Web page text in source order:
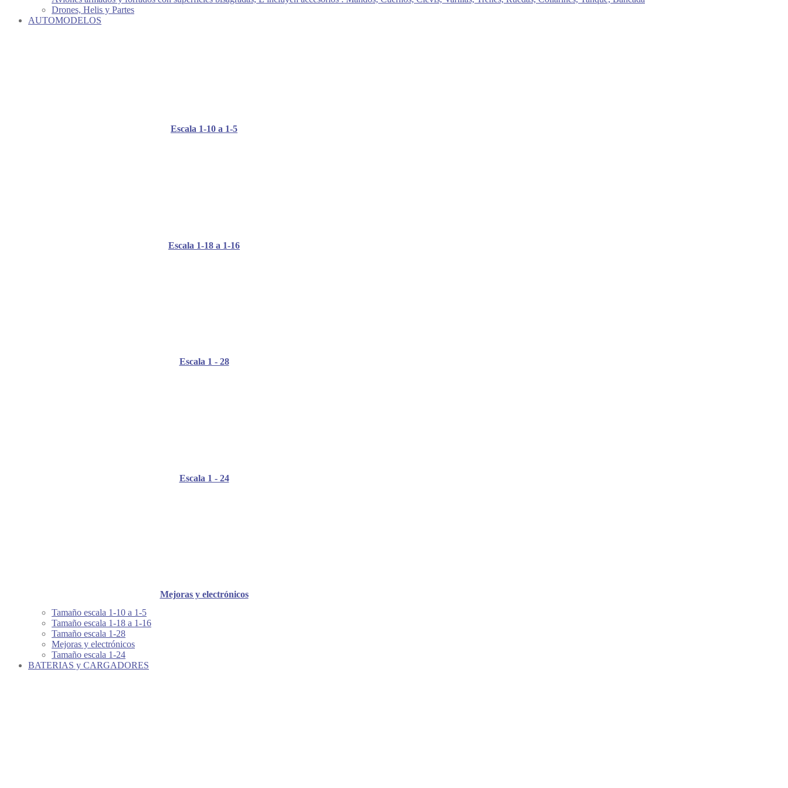
Drones, Helis y Partes
AUTOMODELOS
Escala 1-10 a 1-5
Escala 1-18 a 1-16
Escala 1 - 28
Escala 1 - 24
Mejoras y electrónicos
Tamaño escala 1-10 a 1-5
Tamaño escala 1-18 a 1-16
Tamaño escala 1-28
Mejoras y electrónicos
Tamaño escala 1-24
BATERIAS y CARGADORES